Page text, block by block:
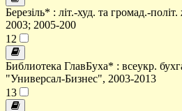
Березіль* : літ.-худ. та громад.-
2003; 2005-200
12
Библиотека ГлавБуха* : всеукр.
"Универсал-Бизнес", 2003-2013
13